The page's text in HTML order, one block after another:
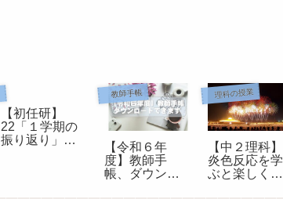
初任者研修
【初任研】
22「１学期の
振り返り」へ
教師手帳
【令和６年
度】教師手
帳、ダウンロ
理科の授業
【中２理科】
炎色反応を学
ぶと楽しくな